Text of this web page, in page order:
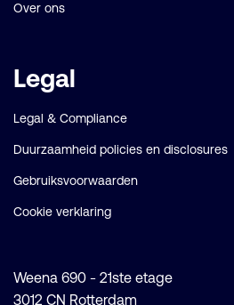
Over ons
Legal
Legal & Compliance
Duurzaamheid policies en disclosures
Gebruiksvoorwaarden
Cookie verklaring
Weena 690 - 21ste etage
3012 CN Rotterdam